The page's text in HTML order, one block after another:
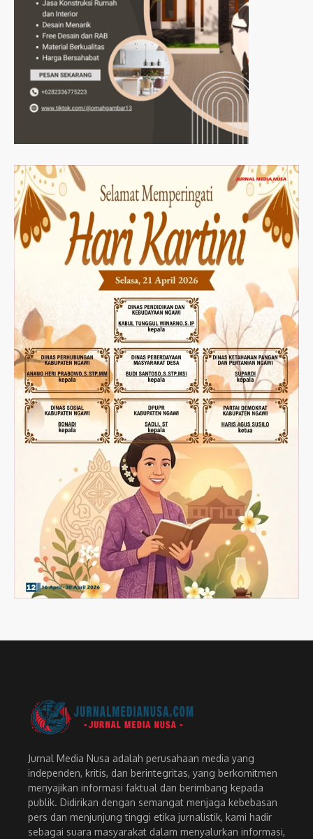
Jurnal Media Nusa adalah perusahaan media yang
independen, kritis, dan berintegritas, yang berkomitmen
menyajikan informasi faktual dan berimbang kepada
publik. Didirikan dengan semangat menjaga kebebasan
pers dan menjunjung tinggi etika jurnalistik, kami hadir
sebagai suara masyarakat dalam menyalurkan informasi,